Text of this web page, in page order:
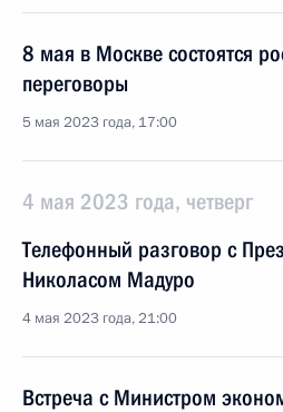
8 мая в Москве состоятся
переговоры
5 мая 2023 года, 17:00
4 мая 2023 года, четверг
Телефонный разговор с
Николасом Мадуро
4 мая 2023 года, 21:00
Встреча с Министром